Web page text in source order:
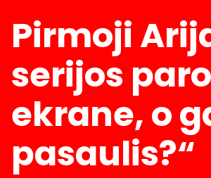
Pirmoji
serijos
ekrane, o
pasaulis?“